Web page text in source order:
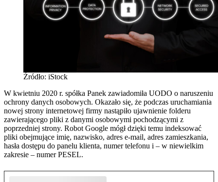
Źródło: iStock
W kwietniu 2020 r. spółka Panek zawiadomiła UODO o naruszeniu
ochrony danych osobowych. Okazało się, że podczas uruchamiania
nowej strony internetowej firmy nastąpiło ujawnienie folderu
zawierającego pliki z danymi osobowymi pochodzącymi z
poprzedniej strony. Robot Google mógł dzięki temu indeksować
pliki obejmujące imię, nazwisko, adres e-mail, adres zamieszkania,
hasła dostępu do panelu klienta, numer telefonu i – w niewielkim
zakresie – numer PESEL.